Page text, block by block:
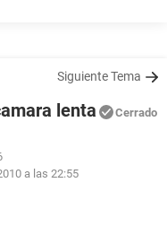
Siguiente Tema
lenta Cerrado
a las 22:55